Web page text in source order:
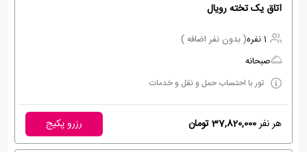
اتاق یک تخته رویال
1 نفره
( بدون نفر اضافه )
صبحانه
تور با احتساب حمل و نقل و خدمات
هر نفر37,820,000 تومان رزرو پکیج